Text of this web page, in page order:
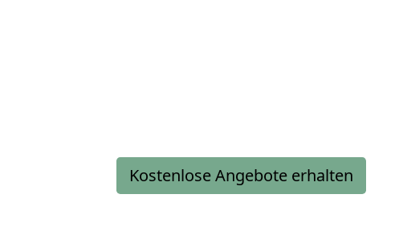
Kostenlose Angebote erhalten